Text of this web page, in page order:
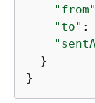
"from"
"to"
  }
}